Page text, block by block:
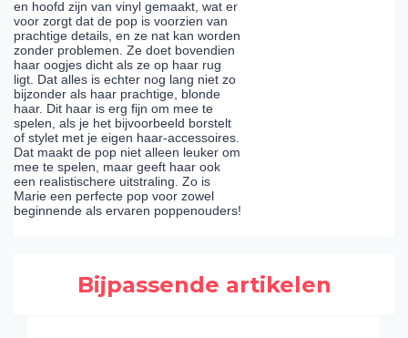
en hoofd zijn van vinyl gemaakt, wat er
voor zorgt dat de pop is voorzien van
prachtige details, en ze nat kan worden
zonder problemen. Ze doet bovendien
haar oogjes dicht als ze op haar rug
ligt. Dat alles is echter nog lang niet zo
bijzonder als haar prachtige, blonde
haar. Dit haar is erg fijn om mee te
spelen, als je het bijvoorbeeld borstelt
of stylet met je eigen haar-accessoires.
Dat maakt de pop niet alleen leuker om
mee te spelen, maar geeft haar ook
een realistischere uitstraling. Zo is
Marie een perfecte pop voor zowel
beginnende als ervaren poppenouders!
Bijpassende artikelen